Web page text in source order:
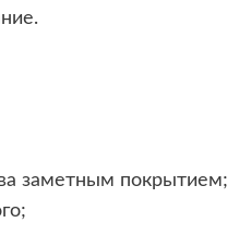
заметным покрытием;